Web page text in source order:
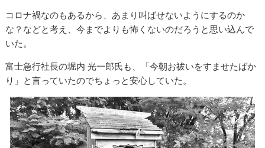
コロナ禍なのもあるから、あまり叫ばせないようにするのか
な？などと考え、今までよりも怖くないのだろうと思い込んで
いた。
富士急行社長の堀内 光一郎氏も、「今朝お祓いをすませたばか
り」と言っていたのでちょっと安心していた。